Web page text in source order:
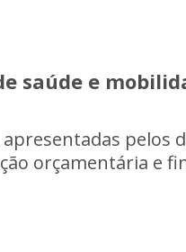
saúde e
pelos
orçamentária e